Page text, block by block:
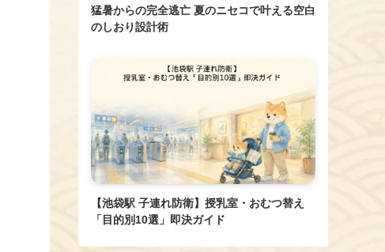
猛暑からの完全逃亡 夏のニセコで叶える空白
のしおり設計術
【池袋駅 子連れ防衛】授乳室・おむつ替え
「目的別10選」即決ガイド